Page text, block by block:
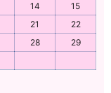
14
15
21
22
28
29